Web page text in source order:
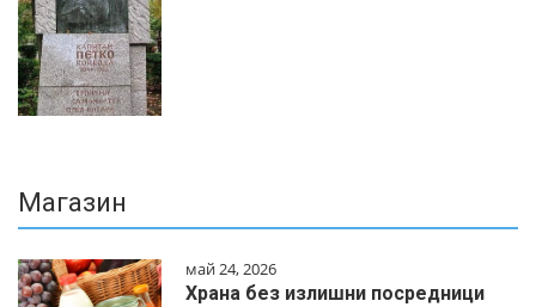
Магазин
май 24, 2026
Храна без излишни посредници